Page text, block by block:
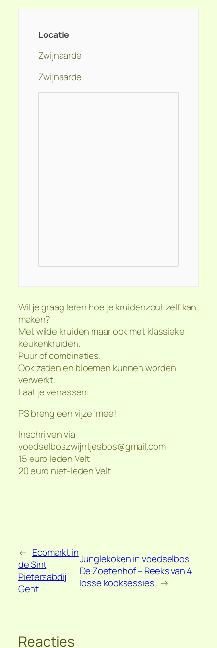
Locatie
Zwijnaarde
Zwijnaarde
Wil je graag leren hoe je kruidenzout zelf kan
maken?
Met wilde kruiden maar ook met klassieke
keukenkruiden.
Puur of combinaties.
Ook zaden en bloemen kunnen worden
verwerkt.
Laat je verrassen.
PS breng een vijzel mee!
Inschrijven via
voedselboszwijntjesbos@gmail.com
15 euro leden Velt
20 euro niet-leden Velt
← Ecomarkt in
de Sint
Pietersabdij
Gent
Junglekoken in voedselbos
De Zoetenhof – Reeks van 4
losse kooksessies →
Reacties